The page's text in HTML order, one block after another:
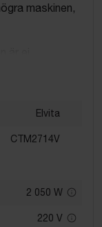
maskinen,
av köparen
halvtrapp
samt
plats.
Elvita
CTM2714V
2 050 W
220 V